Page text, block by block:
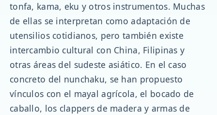
tonfa, kama, eku y otros instrumentos. Muchas
de ellas se interpretan como adaptación de
utensilios cotidianos, pero también existe
intercambio cultural con China, Filipinas y
otras áreas del sudeste asiático. En el caso
concreto del nunchaku, se han propuesto
vínculos con el mayal agrícola, el bocado de
caballo, los clappers de madera y armas de